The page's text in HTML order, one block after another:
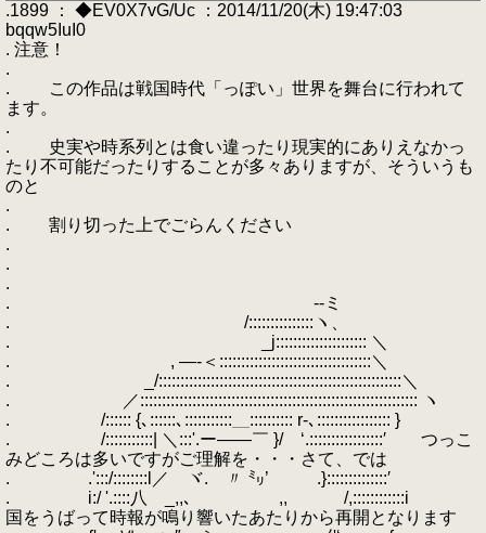
.1899 ： ◆EV0X7vG/Uc ：2014/11/20(木) 19:47:03
bqqw5IuI0
. 注意！
.
. この作品は戦国時代「っぽい」世界を舞台に行われて
ます。
.
. 史実や時系列とは食い違ったり現実的にありえなかっ
たり不可能だったりすることが多々ありますが、そういうも
のと
.
. 割り切った上でごらんください
.
.
.
. --ミ
. /:::::::::::::::ヽ、
. _j::::::::::::::::::::: ＼
. , ―-＜:::::::::::::::::::::::::::::::::::＼
. _/::::::::::::::::::::::::::::::::::::::::::::::::::::::::＼
. ／:::::::::::::::::::::::::::::::::::::::::::::::::::::::::::::::: ヽ
. /:::::: {､::::::､:::::::::::＿:::::::::: r-､::::::::::::::::: }
. /:::::::::::| ＼:::'.ー――￣ }/ ‘.:::::::::::::::::′ つっこ
みどころは多いですがご理解を・・・さて、では
. .':::/::::::::l／ ヾ. 〃 ㍉’ .}::::::::::::::′
. i:/ '.::::八 _,,､ ,, /,::::::::::::i
国をうばって時報が鳴り響いたあたりから再開となります